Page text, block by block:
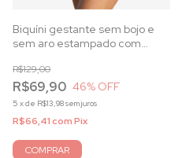
Biquíni gestante sem bojo e
sem aro estampado com
calcinha anatômica
R$69,90
R$129,00
46% OFF
5 xde R$13,98sem juros
R$66,41comPix
COMPRAR